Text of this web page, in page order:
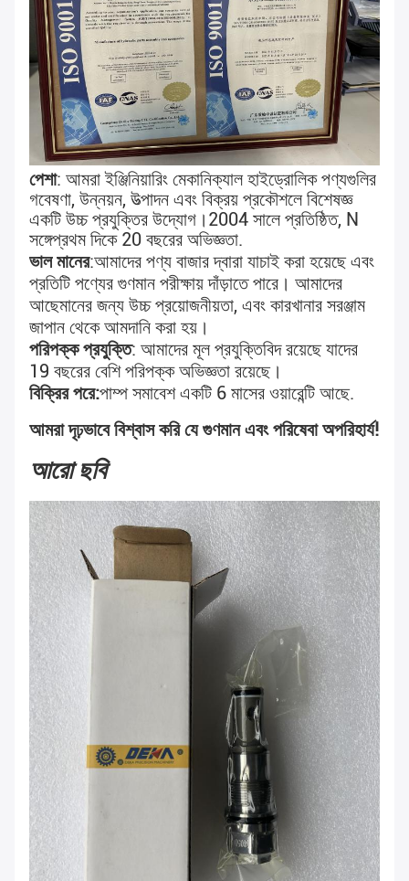
পেশা: আমরা ইঞ্জিনিয়ারিং মেকানিক্যাল হাইড্রোলিক পণ্যগুলির
গবেষণা, উন্নয়ন, উত্পাদন এবং বিক্রয় প্রকৌশলে বিশেষজ্ঞ
একটি উচ্চ প্রযুক্তির উদ্যোগ।2004 সালে প্রতিষ্ঠিত, N
সঙ্গেপ্রথম দিকে 20 বছরের অভিজ্ঞতা.
ভাল মানের:আমাদের পণ্য বাজার দ্বারা যাচাই করা হয়েছে এবং
প্রতিটি পণ্যের গুণমান পরীক্ষায় দাঁড়াতে পারে। আমাদের
আছেমানের জন্য উচ্চ প্রয়োজনীয়তা, এবং কারখানার সরঞ্জাম
জাপান থেকে আমদানি করা হয়।
পরিপক্ক প্রযুক্তি: আমাদের মূল প্রযুক্তিবিদ রয়েছে যাদের
19 বছরের বেশি পরিপক্ক অভিজ্ঞতা রয়েছে।
বিক্রির পরে:পাম্প সমাবেশ একটি 6 মাসের ওয়ারেন্টি আছে.
আমরা দৃঢ়ভাবে বিশ্বাস করি যে গুণমান এবং পরিষেবা অপরিহার্য!
আরো ছবি